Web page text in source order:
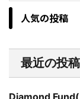
人気の投稿
最近の投稿
Diamond Fund(